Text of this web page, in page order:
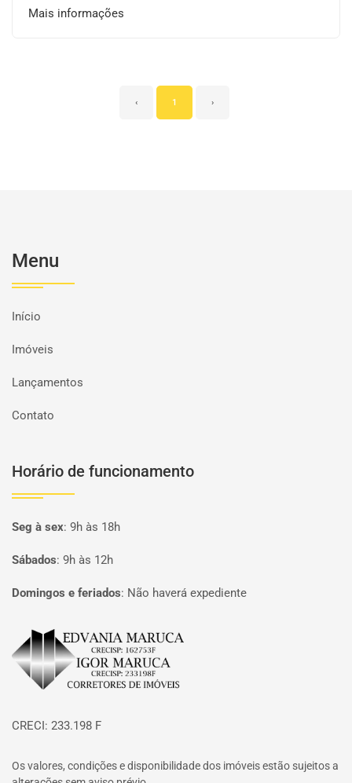
Mais informações
‹ 1 ›
Menu
Início
Imóveis
Lançamentos
Contato
Horário de funcionamento
Seg à sex: 9h às 18h
Sábados: 9h às 12h
Domingos e feriados: Não haverá expediente
Página inicial
CRECI: 233.198 F
Os valores, condições e disponibilidade dos imóveis estão sujeitos a